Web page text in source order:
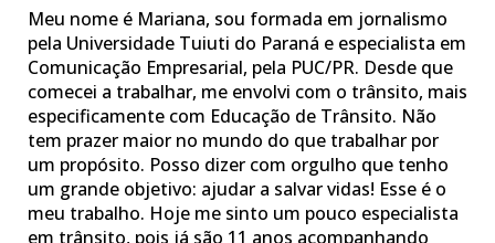
Meu nome é Mariana, sou formada em jornalismo
pela Universidade Tuiuti do Paraná e especialista em
Comunicação Empresarial, pela PUC/PR. Desde que
comecei a trabalhar, me envolvi com o trânsito, mais
especificamente com Educação de Trânsito. Não
tem prazer maior no mundo do que trabalhar por
um propósito. Posso dizer com orgulho que tenho
um grande objetivo: ajudar a salvar vidas! Esse é o
meu trabalho. Hoje me sinto um pouco especialista
em trânsito, pois já são 11 anos acompanhando